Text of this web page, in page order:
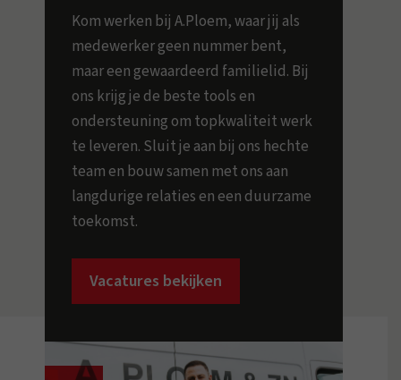
Kom werken bij A.Ploem, waar jij als
medewerker geen nummer bent,
maar een gewaardeerd familielid. Bij
ons krijg je de beste tools en
ondersteuning om topkwaliteit werk
te leveren. Sluit je aan bij ons hechte
team en bouw samen met ons aan
langdurige relaties en een duurzame
toekomst.
Vacatures bekijken